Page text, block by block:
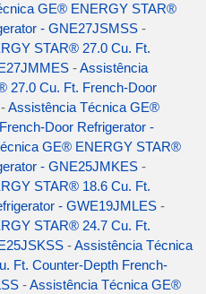
GE® ENERGY STAR®
- GNE27JSMSS -
STAR® 27.0 Cu. Ft.
-Assistência
27.0 Cu. Ft. French-Door
-Assistência Técnica GE®
Door Refrigerator -
GE® ENERGY STAR®
- GNE25JMKES -
STAR® 18.6 Cu. Ft.
- GWE19JMLES -
STAR® 24.7 Cu. Ft.
-Assistência Técnica
Ft. Counter-Depth French-
-Assistência Técnica GE®